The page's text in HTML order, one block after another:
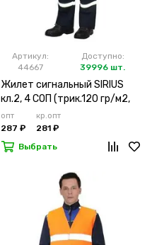
Артикул:
44667
Доступно:
39996 шт.
Жилет сигнальный SIRIUS
кл.2, 4 СОП (трик.120 гр/м2,
карманы) лимонный
опт
287 ₽
кр.опт
281 ₽
Выбрать